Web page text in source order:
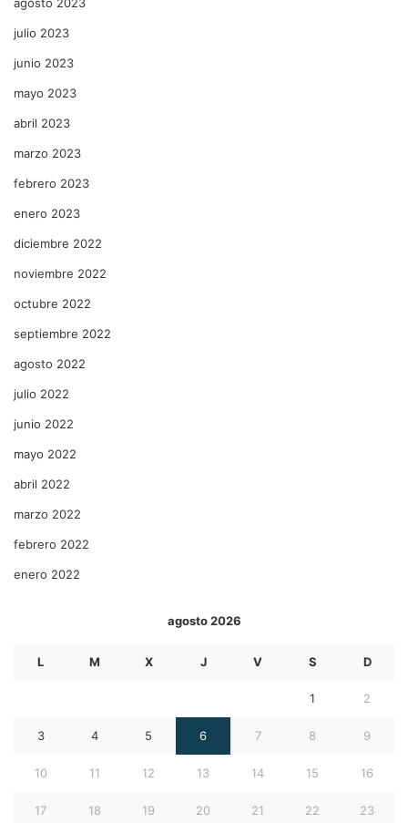
julio 2023
junio 2023
mayo 2023
abril 2023
marzo 2023
febrero 2023
enero 2023
diciembre 2022
noviembre 2022
octubre 2022
septiembre 2022
agosto 2022
julio 2022
junio 2022
mayo 2022
abril 2022
marzo 2022
febrero 2022
enero 2022
agosto 2026
L M X J V S D
1 2
3 4 5 6 7 8 9
10 11 12 13 14 15 16
17 18 19 20 21 22 23